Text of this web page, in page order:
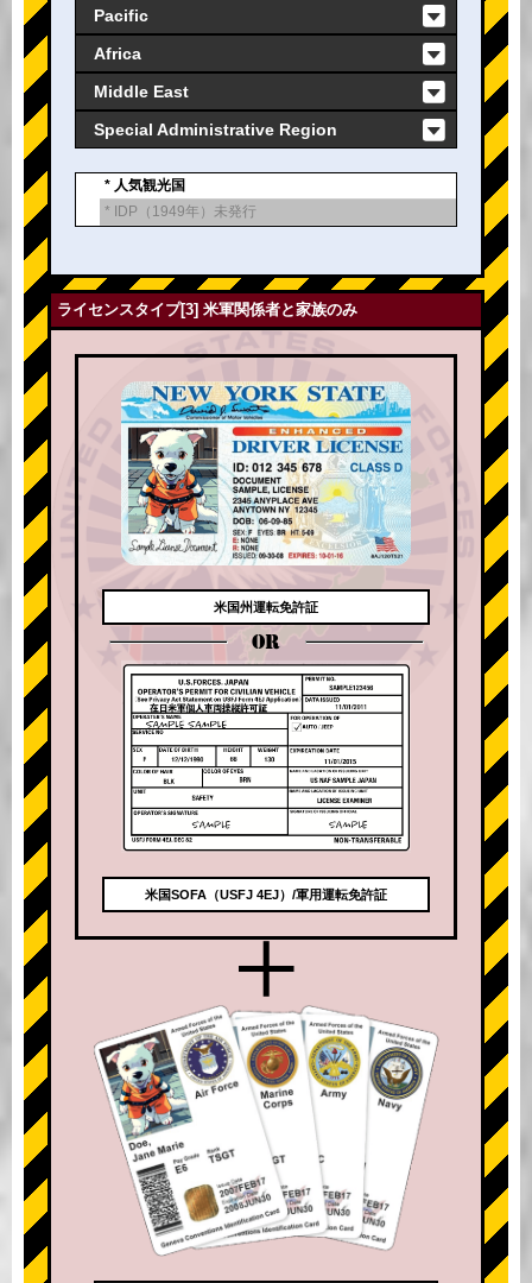
Pacific
Africa
Middle East
Special Administrative Region
* 人気観光国
* IDP（1949年）未発行
ライセンスタイプ[3] 米軍関係者と家族のみ
米国州運転免許証
OR
米国SOFA（USFJ 4EJ）/軍用運転免許証
+